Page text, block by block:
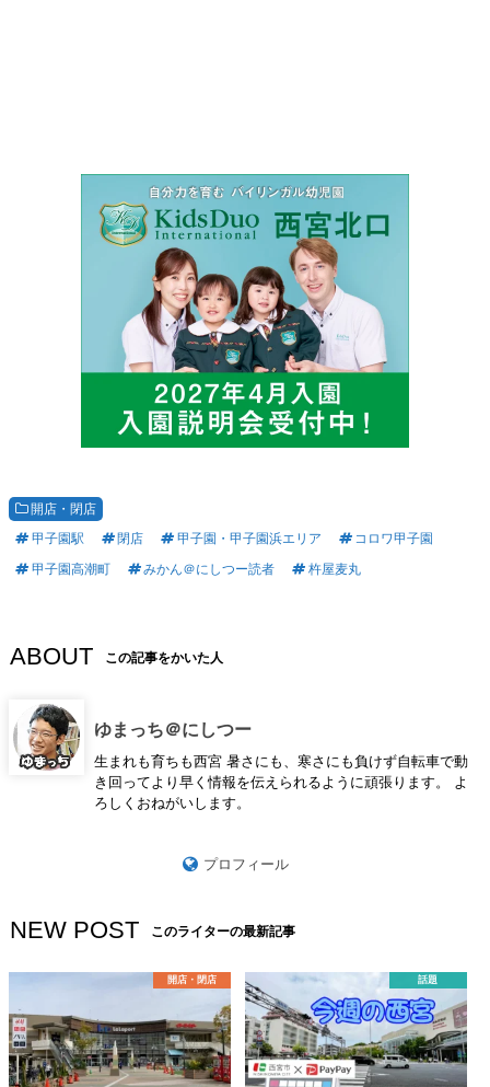
開店・閉店
甲子園駅
閉店 甲子園・甲子園浜エリア
コロワ甲子園
甲子園高潮町
みかん＠にしつー読者 杵屋麦丸
ABOUT この記事をかいた人
ゆまっち＠にしつー
生まれも育ちも西宮 暑さにも、寒さにも負けず自転車で動
き回ってより早く情報を伝えられるように頑張ります。 よ
ろしくおねがいします。
プロフィール
NEW POST このライターの最新記事
開店・閉店 話題